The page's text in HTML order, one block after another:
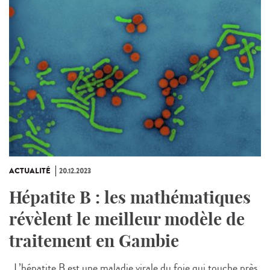
ACTUALITÉ 20.12.2023
Hépatite B : les mathématiques
révèlent le meilleur modèle de
traitement en Gambie